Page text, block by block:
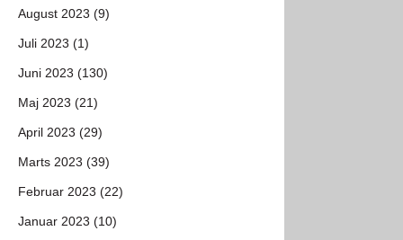
August 2023 (9)
Juli 2023 (1)
Juni 2023 (130)
Maj 2023 (21)
April 2023 (29)
Marts 2023 (39)
Februar 2023 (22)
Januar 2023 (10)